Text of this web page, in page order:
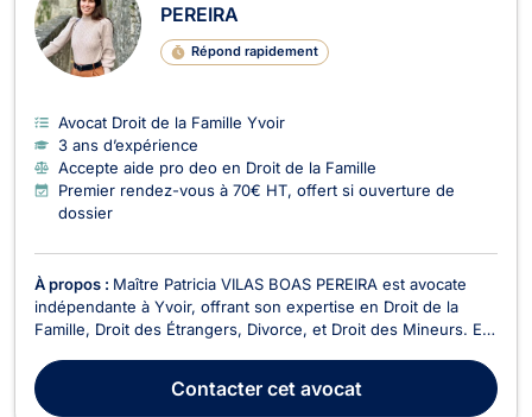
PEREIRA
Répond rapidement
Avocat Droit de la Famille Yvoir
3 ans d’expérience
Accepte aide pro deo en Droit de la Famille
Premier rendez-vous à 70€ HT, offert si ouverture de
dossier
À propos : Maître Patricia VILAS BOAS PEREIRA est avocate
indépendante à Yvoir, offrant son expertise en Droit de la
Famille, Droit des Étrangers, Divorce, et Droit des Mineurs. En
ses clients dans les démarches liées aux dossiers d'asile et
aux demandes de séjour, notamment le...
Contactercet avocat